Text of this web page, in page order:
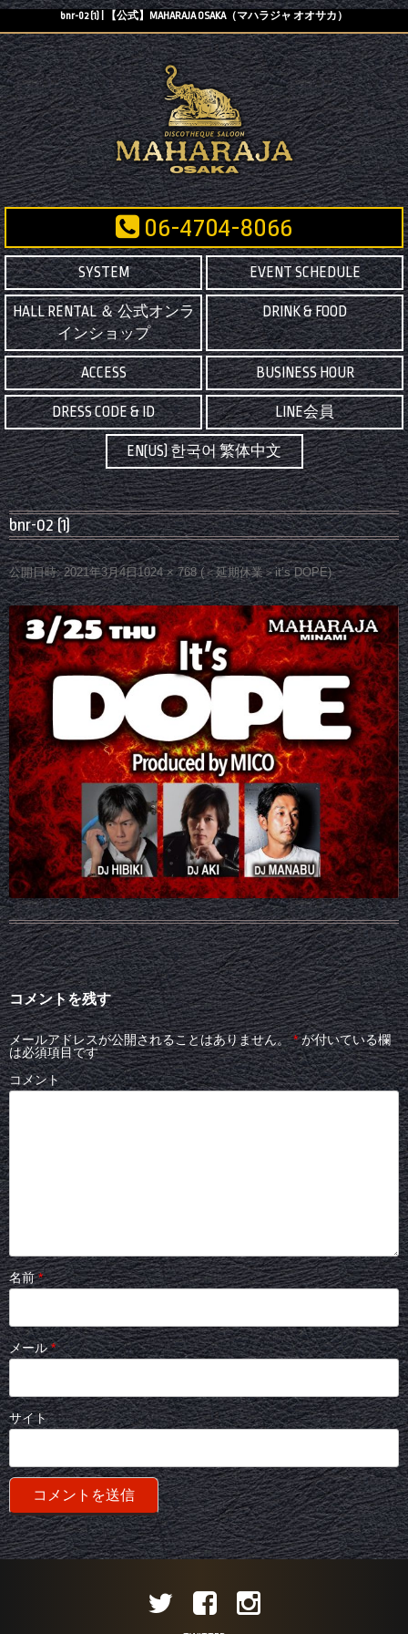
bnr-02 (1) | 【公式】MAHARAJA OSAKA（マハラジャ オオサカ）
06-4704-8066
SYSTEM EVENT SCHEDULE
HALL RENTAL ＆ 公式オンラ
インショップ
DRINK & FOOD
ACCESS BUSINESS HOUR
DRESS CODE & ID LINE会員
EN(US) 한국어 繁体中文
bnr-02 (1)
公開日時: 2021年3月4日1024 × 768(＜延期休業＞it’s DOPE)
コメントを残す
メールアドレスが公開されることはありません。 *が付いている欄
は必須項目です
コメント
名前*
メール*
サイト